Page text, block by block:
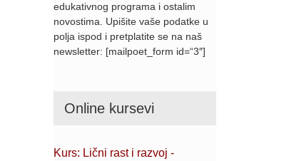
edukativnog programa i ostalim
novostima. Upišite vaše podatke u
polja ispod i pretplatite se na naš
newsletter: [mailpoet_form id=“3″]
Online kursevi
Kurs: Lični rast i razvoj -